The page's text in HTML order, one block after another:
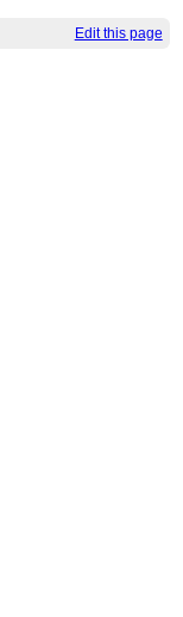
Edit this page